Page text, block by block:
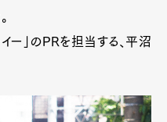
ー」のPRを担当する、平沼